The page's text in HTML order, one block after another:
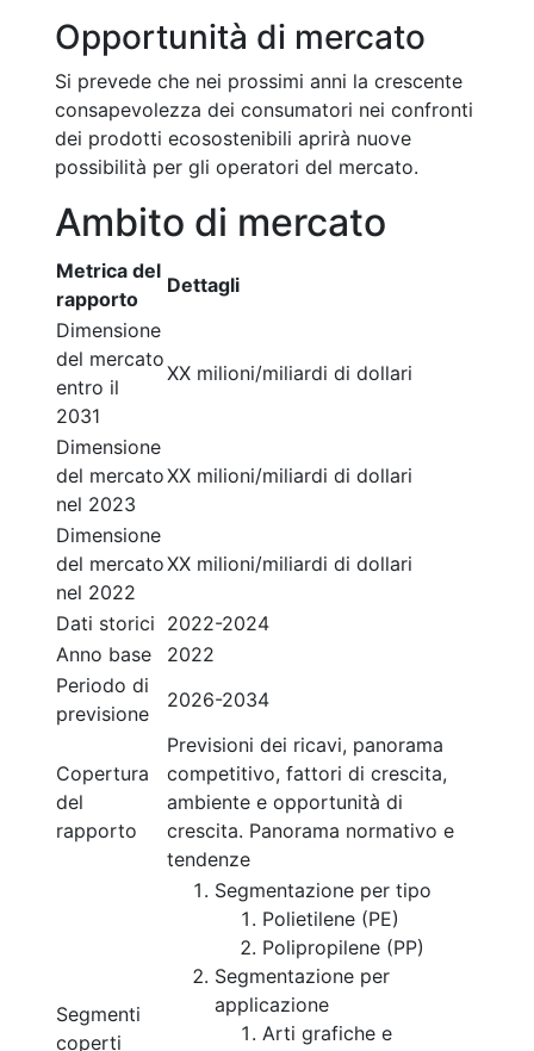
Opportunità di mercato
Si prevede che nei prossimi anni la crescente
consapevolezza dei consumatori nei confronti
dei prodotti ecosostenibili aprirà nuove
possibilità per gli operatori del mercato.
Ambito di mercato
Metrica del
rapporto
Dettagli
Dimensione
del mercato
entro il
2031
XX milioni/miliardi di dollari
Dimensione
del mercato
nel 2023
XX milioni/miliardi di dollari
Dimensione
del mercato
nel 2022
XX milioni/miliardi di dollari
Dati storici 2022-2024
Anno base
2022
Periodo di
previsione
2026-2034
Copertura
del
rapporto
Previsioni dei ricavi, panorama
competitivo, fattori di crescita,
ambiente e opportunità di
crescita. Panorama normativo e
tendenze
Segmenti
coperti
Segmentazione per tipo
Polietilene (PE)
Polipropilene (PP)
Segmentazione per
applicazione
Arti grafiche e